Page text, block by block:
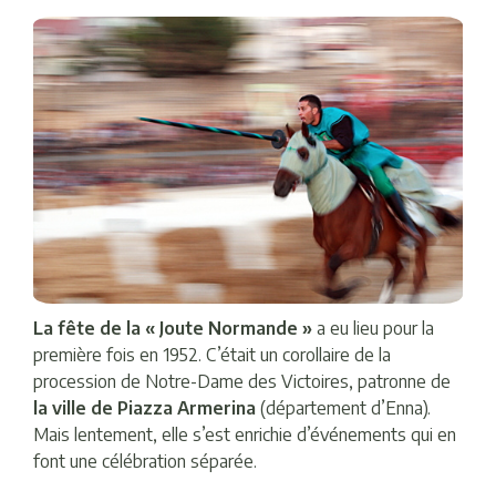
La fête de la « Joute Normande » a eu lieu pour la
première fois en 1952. C’était un corollaire de la
procession de Notre-Dame des Victoires, patronne de
la ville de Piazza Armerina (département d’Enna).
Mais lentement, elle s’est enrichie d’événements qui en
font une célébration séparée.